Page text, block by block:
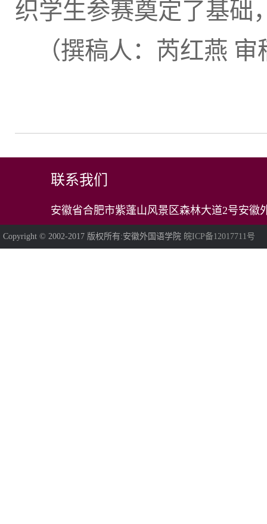
织学生参赛奠定了基础
（撰稿人：芮红燕
联系我们
安徽省合肥市紫蓬山风景区森林大道2号安徽
Copyright © 2002-2017 版权所有:安徽外国语学院 皖ICP备12017711号